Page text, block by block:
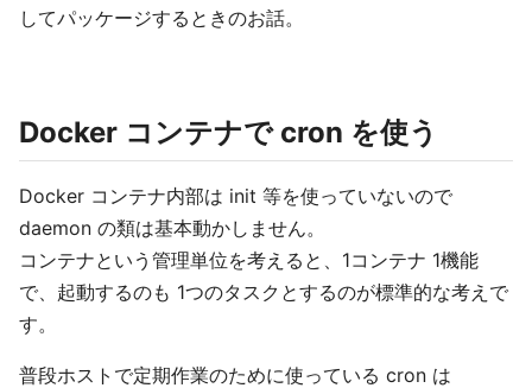
してパッケージするときのお話。
Docker コンテナで cron を使う
Docker コンテナ内部は init 等を使っていないので
daemon の類は基本動かしません。
コンテナという管理単位を考えると、1コンテナ 1機能
で、起動するのも 1つのタスクとするのが標準的な考えで
す。
普段ホストで定期作業のために使っている cron は